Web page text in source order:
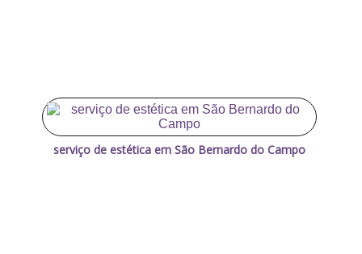
serviço de estética em São Bernardo do Campo